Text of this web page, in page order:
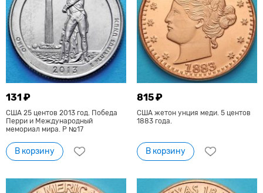
131 ₽
США 25 центов 2013 год. Победа
Перри и Международный
мемориал мира. Р №17
В корзину
815 ₽
США жетон унция меди. 5 центов
1883 года.
В корзину